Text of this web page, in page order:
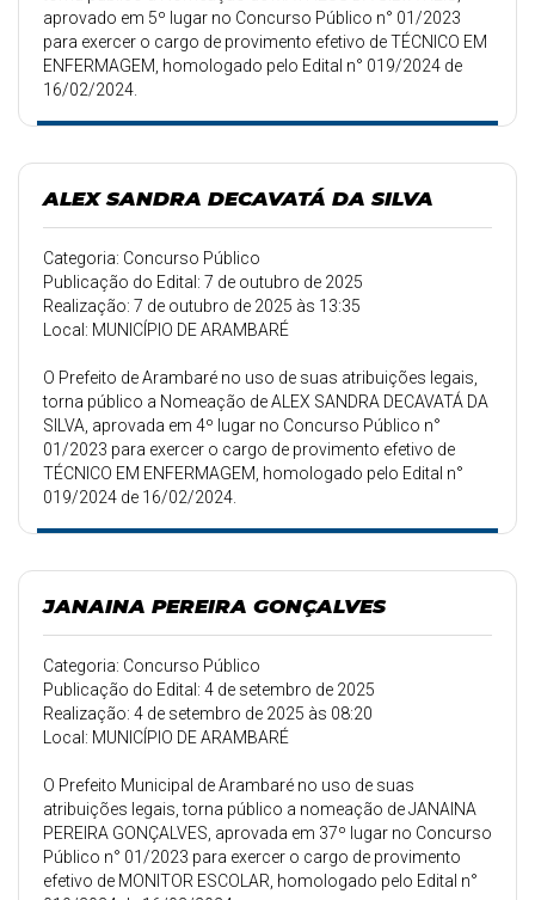
aprovado em 5º lugar no Concurso Público n° 01/2023
para exercer o cargo de provimento efetivo de TÉCNICO EM
ENFERMAGEM, homologado pelo Edital n° 019/2024 de
16/02/2024.
ALEX SANDRA DECAVATÁ DA SILVA
Categoria: Concurso Público
Publicação do Edital: 7 de outubro de 2025
Realização: 7 de outubro de 2025 às 13:35
Local: MUNICÍPIO DE ARAMBARÉ
O Prefeito de Arambaré no uso de suas atribuições legais,
torna público a Nomeação de ALEX SANDRA DECAVATÁ DA
SILVA, aprovada em 4º lugar no Concurso Público n°
01/2023 para exercer o cargo de provimento efetivo de
TÉCNICO EM ENFERMAGEM, homologado pelo Edital n°
019/2024 de 16/02/2024.
JANAINA PEREIRA GONÇALVES
Categoria: Concurso Público
Publicação do Edital: 4 de setembro de 2025
Realização: 4 de setembro de 2025 às 08:20
Local: MUNICÍPIO DE ARAMBARÉ
O Prefeito Municipal de Arambaré no uso de suas
atribuições legais, torna público a nomeação de JANAINA
PEREIRA GONÇALVES, aprovada em 37º lugar no Concurso
Público n° 01/2023 para exercer o cargo de provimento
efetivo de MONITOR ESCOLAR, homologado pelo Edital n°